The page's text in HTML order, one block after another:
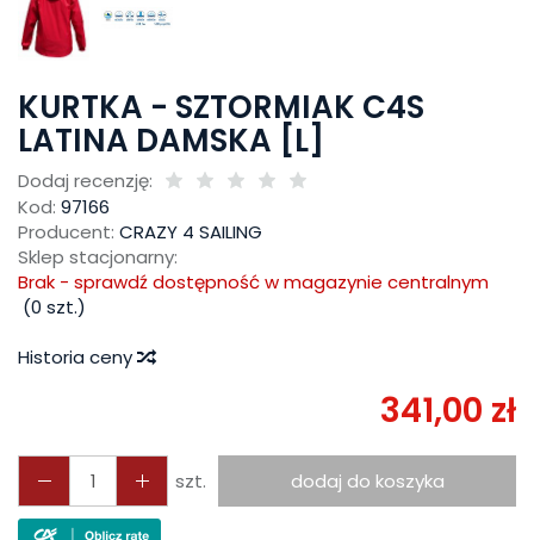
KURTKA - SZTORMIAK C4S
LATINA DAMSKA [L]
Dodaj recenzję:
Kod: 97166
Producent: CRAZY 4 SAILING
Sklep stacjonarny:
Brak - sprawdź dostępność w magazynie centralnym
(0 szt.)
Historia ceny
341,00 zł
szt. dodaj do koszyka